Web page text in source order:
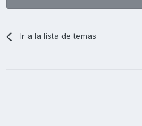
Ir a la lista de temas